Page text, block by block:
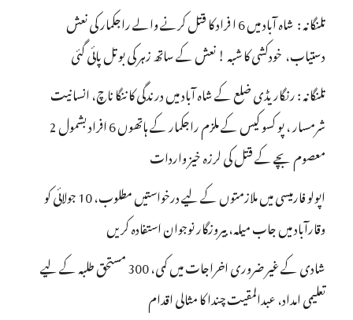
تلنگانہ : شاہ آباد میں 6 ا فراد کا قتل کرنے والے راجکمار کی نعش
دستیاب، خودکشی کا شبہ ! نعش کے ساتھ زہر کی بوتل پائی گئی
تلنگانہ : رنگاریڈی ضلع کے شاہ آباد میں درندگی کا ننگا ناچ، انسانیت
شرمسار ، پو کسو کیس کے ملزم راجکمار کے ہاتھوں 6 افراد بشمول 2
معصوم بچے کے قتل کی لرزہ خیز واردات
اپولو فارمیسی میں ملازمتوں کے لیے درخواستیں مطلوب، 10 جولائی کو
وقارآباد میں جاب میلہ، بیروزگار نوجوان استفادہ کریں
شادی کے غیر ضروری اخراجات میں کمی، 300 مستحق طلبہ کے لیے
تعلیمی امداد، عبدالمقیت چندا کا مثالی اقدام